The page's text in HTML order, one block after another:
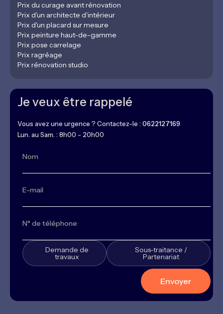
Prix du curage avant rénovation
Prix d'un architecte d'intérieur
Prix d'un placard sur mesure
Prix peinture haut-de-gamme
Prix pose carrelage
Prix ragréage
Prix rénovation studio
Je veux être rappelé
Vous avez une urgence ? Contactez-le : 0622127169
Lun. au Sam. : 8h00 - 20h00
Demande de
travaux
Sous-traitance /
Partenariat